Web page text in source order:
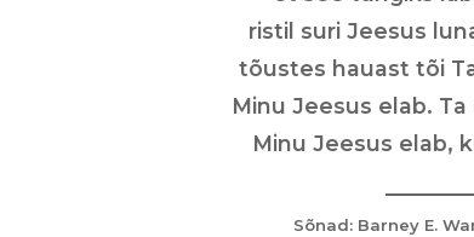
ristil suri Jeesus
tõustes hauast tõi
Minu Jeesus elab.
Minu Jeesus elab,
Sõnad: Barney E.